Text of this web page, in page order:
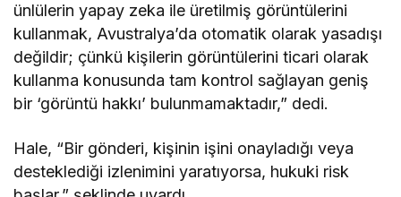
ünlülerin yapay zeka ile üretilmiş görüntülerini
kullanmak, Avustralya’da otomatik olarak yasadışı
değildir; çünkü kişilerin görüntülerini ticari olarak
kullanma konusunda tam kontrol sağlayan geniş
bir ‘görüntü hakkı’ bulunmamaktadır,” dedi.
Hale, “Bir gönderi, kişinin işini onayladığı veya
desteklediği izlenimini yaratıyorsa, hukuki risk